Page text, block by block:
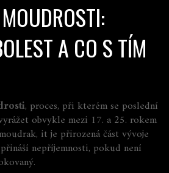
A CO S TÍM
, proces, při kterém se poslední
obvykle mezi 17. a 25. rokem
moudrak, itje přirozená část vývoje
nepříjemnosti, pokud není
.